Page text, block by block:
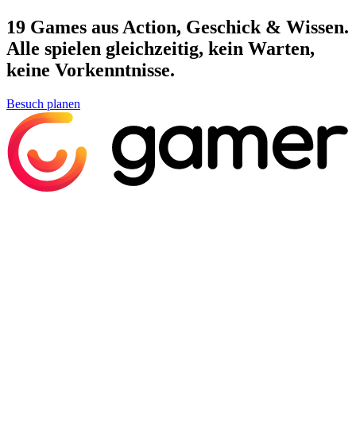
19 Games aus Action, Geschick & Wissen.
Alle spielen gleichzeitig, kein Warten,
keine Vorkenntnisse.
Besuch planen